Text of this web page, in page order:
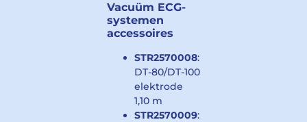
Vacuüm ECG-
systemen
accessoires
STR2570008:
DT-80/DT-100
elektrode
1,10 m
STR2570009: